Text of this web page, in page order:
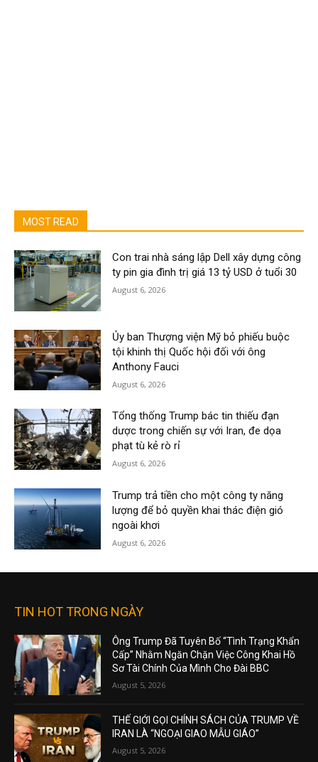
MOST READ
Con trai nhà sáng lập Dell xây dựng công
ty pin gia đình trị giá 13 tỷ USD ở tuổi 30
August 6, 2026
Ủy ban Thượng viện Mỹ bỏ phiếu buộc
tội khinh thị Quốc hội đối với ông
Anthony Fauci
August 6, 2026
Tổng thống Trump bác tin thiếu đạn
dược trong chiến sự với Iran, đe dọa
phạt tù kẻ rò rỉ
August 6, 2026
Trump trả tiền cho một công ty năng
lượng để bỏ quyền khai thác điện gió
ngoài khơi
August 6, 2026
TIN HOT TRONG NGÀY
Ông Trump Đã Tuyên Bố “Tình Trạng Khẩn
Cấp” Nhằm Ngăn Chặn Việc Công Khai Hồ
Sơ Tài Chính Của Mình Cho Đài BBC
August 5, 2026
THẾ GIỚI GỌI CHÍNH SÁCH CỦA TRUMP VỀ
IRAN LÀ “NGOẠI GIAO MẪU GIÁO”
August 5, 2026